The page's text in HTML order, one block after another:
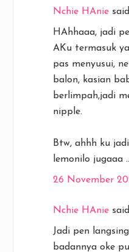
Nchie HAnie
HAhhaaa, jadi
AKu termasuk
pas menyusui,
balon, kasian
berlimpah,jadi
nipple.
Btw, ahhh ku
lemonilo jugaaa ..
26 November
Nchie HAnie
Jadi pen
badannya oke